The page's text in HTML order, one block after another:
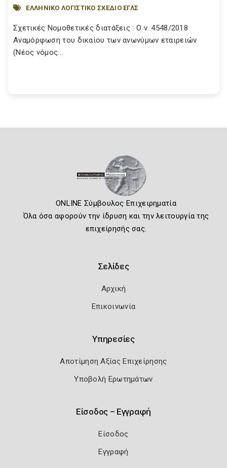
ΕΛΛΗΝΙΚΟ ΛΟΓΙΣΤΙΚΟ ΣΧΕΔΙΟ ΕΓΛΣ
Σχετικές Νομοθετικές διατάξεις : Ο ν. 4548/2018
Αναμόρφωση του δικαίου των ανωνύμων εταιρειών
(Νέος νόμος...
ONLINE Σύμβουλος Επιχειρηματία
Όλα όσα αφορούν την ίδρυση και την λειτουργία της
επιχείρησής σας.
Σελίδες
Αρχική
Επικοινωνία
Υπηρεσίες
Αποτίμηση Αξίας Επιχείρησης
Υποβολή Ερωτημάτων
Είσοδος – Εγγραφή
Είσοδος
Εγγραφή